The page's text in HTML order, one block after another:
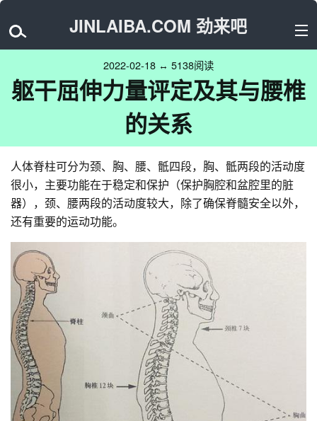
JINLAIBA.COM 劲来吧
2022-02-18 ↔ 5138阅读
躯干屈伸力量评定及其与腰椎
的关系
人体脊柱可分为颈、胸、腰、骶四段，胸、骶两段的活动度
很小，主要功能在于稳定和保护（保护胸腔和盆腔里的脏
器），颈、腰两段的活动度较大，除了确保脊髓安全以外，
还有重要的运动功能。